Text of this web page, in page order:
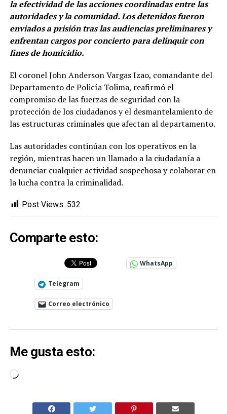
la efectividad de las acciones coordinadas entre las
autoridades y la comunidad. Los detenidos fueron
enviados a prisión tras las audiencias preliminares y
enfrentan cargos por concierto para delinquir con
fines de homicidio.
El coronel John Anderson Vargas Izao, comandante del
Departamento de Policía Tolima, reafirmó el
compromiso de las fuerzas de seguridad con la
protección de los ciudadanos y el desmantelamiento de
las estructuras criminales que afectan al departamento.
Las autoridades continúan con los operativos en la
región, mientras hacen un llamado a la ciudadanía a
denunciar cualquier actividad sospechosa y colaborar en
la lucha contra la criminalidad.
Post Views: 532
Comparte esto:
WhatsApp
Telegram
Correo electrónico
Me gusta esto:
Cargando...